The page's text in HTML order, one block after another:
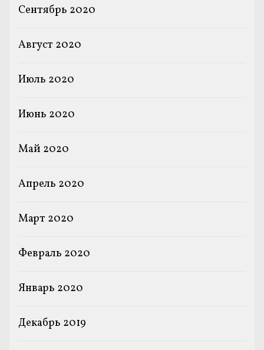
Сентябрь 2020
Август 2020
Июль 2020
Июнь 2020
Май 2020
Апрель 2020
Март 2020
Февраль 2020
Январь 2020
Декабрь 2019